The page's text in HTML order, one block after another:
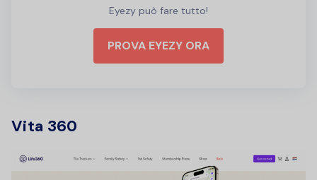
Eyezy può fare tutto!
PROVA EYEZY ORA
Vita 360